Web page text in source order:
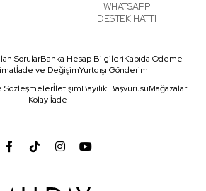
WHATSAPP
DESTEK HATTI
SorularBanka Hesap BilgileriKapıda Ödeme
İade ve DeğişimYurtdışı Gönderim
SözleşmelerİletişimBayilik BaşvurusuMağazalar
Kolay İade